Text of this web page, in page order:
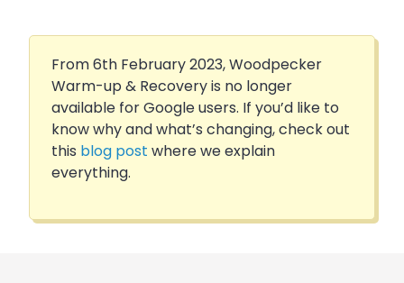
From 6th February 2023, Woodpecker
Warm-up & Recovery is no longer
available for Google users. If you’d like to
know why and what’s changing, check out
this blog post where we explain
everything.